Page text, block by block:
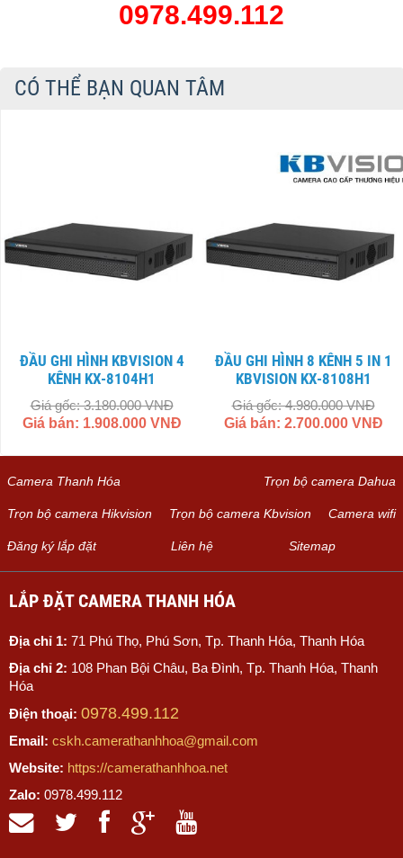
0978.499.112
CÓ THỂ BẠN QUAN TÂM
ĐẦU GHI HÌNH KBVISION 4
KÊNH KX-8104H1
Giá gốc: 3.180.000 VNĐ
Giá bán: 1.908.000 VNĐ
ĐẦU GHI HÌNH 8 KÊNH 5 IN 1
KBVISION KX-8108H1
Giá gốc: 4.980.000 VNĐ
Giá bán: 2.700.000 VNĐ
Camera Thanh Hóa Trọn bộ camera Dahua
Trọn bộ camera Hikvision Trọn bộ camera Kbvision Camera wifi
Đăng ký lắp đặt Liên hệ Sitemap
LẮP ĐẶT CAMERA THANH HÓA
Địa chỉ 1: 71 Phú Thọ, Phú Sơn, Tp. Thanh Hóa, Thanh Hóa
Địa chỉ 2: 108 Phan Bội Châu, Ba Đình, Tp. Thanh Hóa, Thanh
Hóa
Điện thoại: 0978.499.112
Email: cskh.camerathanhhoa@gmail.com
Website: https://camerathanhhoa.net
Zalo: 0978.499.112